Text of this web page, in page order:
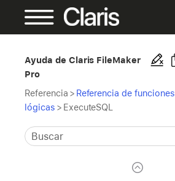
Ayuda de Claris FileMaker
Pro
Referencia > Referencia de funciones
lógicas > ExecuteSQL